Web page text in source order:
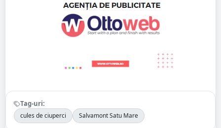
Tag-uri:
cules de ciuperci Salvamont Satu Mare